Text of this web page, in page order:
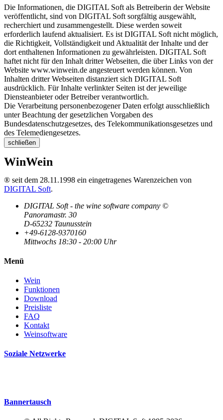
Die Informationen, die DIGITAL Soft als Betreiberin der Website
veröffentlicht, sind von DIGITAL Soft sorgfältig ausgewählt,
recherchiert und zusammengestellt. Diese werden soweit
erforderlich laufend aktualisiert. Es ist DIGITAL Soft nicht möglich,
die Richtigkeit, Vollständigkeit und Aktualität der Inhalte und der
dort enthaltenen Informationen zu gewährleisten. DIGITAL Soft
haftet nicht für den Inhalt dritter Webseiten, die über Links von der
Website www.winwein.de angesteuert werden können. Von
Inhalten dritter Webseiten distanziert sich DIGITAL Soft
ausdrücklich. Für Inhalte verlinkter Seiten ist der jeweilige
Diensteanbieter oder Betreiber verantwortlich.
Die Verarbeitung personenbezogener Daten erfolgt ausschließlich
unter Beachtung der gesetzlichen Vorgaben des
Bundesdatenschutzgesetzes, des Telekommunikationsgesetzes und
des Telemediengesetzes.
schließen
WinWein
® seit dem 28.11.1998 ein eingetragenes Warenzeichen von
DIGITAL Soft.
DIGITAL Soft - the wine software company ©
Panoramastr. 30
D-65232 Taunusstein
+49-6128-9370160
Mittwochs 18:30 - 20:00 Uhr
Menü
Wein
Funktionen
Download
Preisliste
FAQ
Kontakt
Weinsoftware
Soziale Netzwerke
Bannertausch